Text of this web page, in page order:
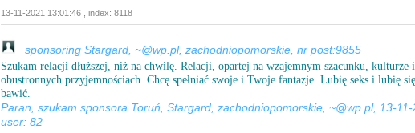
13-11-2021 13:01:46 , index: 8118
sponsoring Stargard, ~@wp.pl, zachodniopomorskie, nr post:9855
Szukam relacji dłuższej, niż na chwilę. Relacji, opartej na wzajemnym szacunku, kulturze i
obustronnych przyjemnościach. Chcę spełniać swoje i Twoje fantazje. Lubię seks i lubię
bawić.
Paran, szukam sponsora Toruń, Stargard, zachodniopomorskie, ~@wp.pl, 13-11-
user: 82